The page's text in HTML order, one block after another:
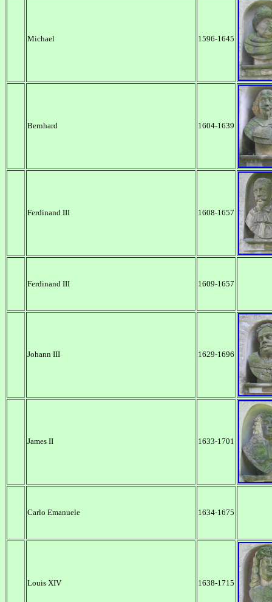
Michael 1596-1645
Bernhard 1604-1639
Ferdinand III 1608-1657
Ferdinand III 1609-1657
Johann III 1629-1696
James II 1633-1701
Carlo Emanuele 1634-1675
Louis XIV 1638-1715